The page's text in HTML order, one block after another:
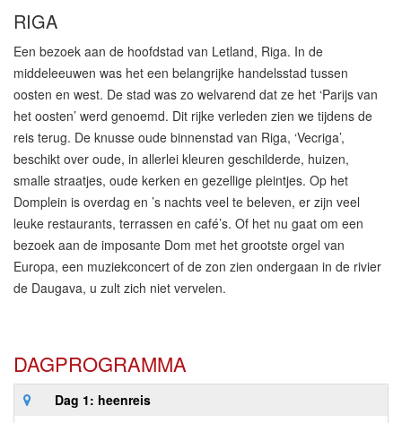
RIGA
Een bezoek aan de hoofdstad van Letland, Riga. In de
middeleeuwen was het een belangrijke handelsstad tussen
oosten en west. De stad was zo welvarend dat ze het ‘Parijs van
het oosten’ werd genoemd. Dit rijke verleden zien we tijdens de
reis terug. De knusse oude binnenstad van Riga, ‘Vecriga’,
beschikt over oude, in allerlei kleuren geschilderde, huizen,
smalle straatjes, oude kerken en gezellige pleintjes. Op het
Domplein is overdag en ’s nachts veel te beleven, er zijn veel
leuke restaurants, terrassen en café’s. Of het nu gaat om een
bezoek aan de imposante Dom met het grootste orgel van
Europa, een muziekconcert of de zon zien ondergaan in de rivier
de Daugava, u zult zich niet vervelen.
DAGPROGRAMMA
Dag 1: heenreis